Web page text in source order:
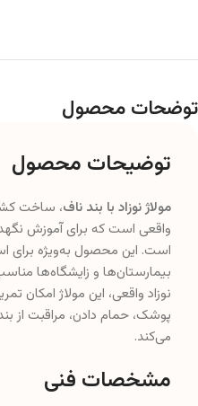
توضحات محصول
توضیحات محصول
مولاژ نوزاد با بند ناف، ساخت
واقعی است که برای آموزش
است. این محصول به‌ویژه برای
بیمارستان‌ها و زایشگاه‌ها
نوزاد واقعی، این مولاژ امکان
پوشک، حمام دادن، مراقبت از
می‌کند.
مشخصات فنی